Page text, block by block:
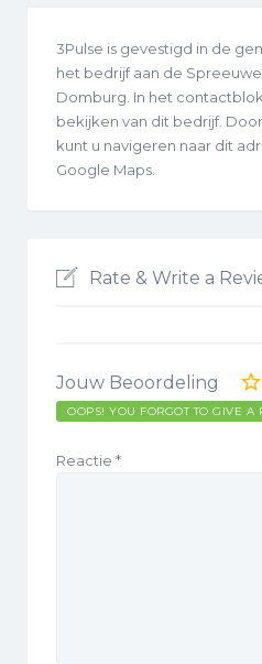
3Pulse is gevestigd in de
het bedrijf aan de
Domburg. In het
bekijken van dit bedrijf.
kunt u navigeren naar dit
Google Maps.
Rate & Write a
Jouw Beoordeling
OOPS! YOU FORGOT TO GIVE A
Reactie *